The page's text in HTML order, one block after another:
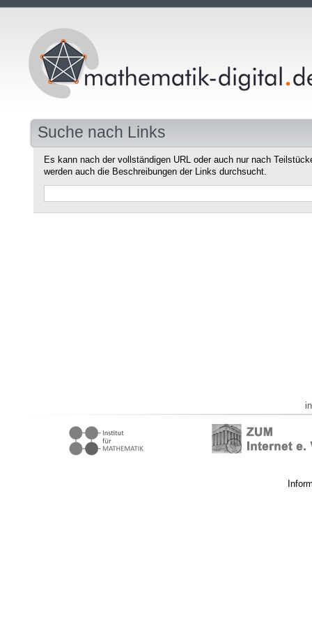
Suche nach Links
Es kann nach der vollständigen URL oder auch nur nach
werden auch die Beschreibungen der Links durchsucht.